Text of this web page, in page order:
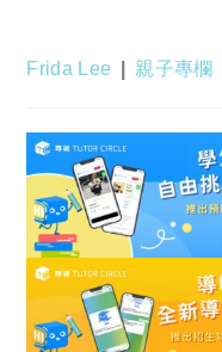
Post
Frida Lee
Post
親子專欄